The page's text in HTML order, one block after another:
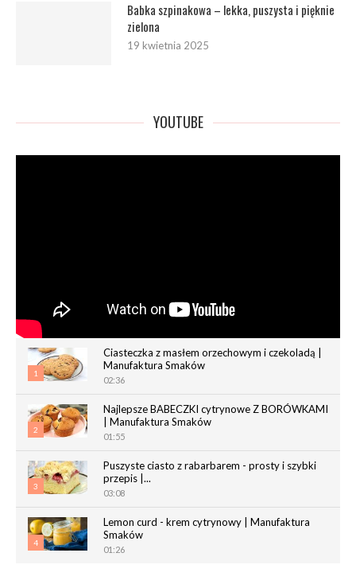
Babka szpinakowa – lekka, puszysta i pięknie
zielona
19 kwietnia 2025
YOUTUBE
1
Ciasteczka z masłem orzechowym i czekoladą |
Manufaktura Smaków
02:36
2
Najlepsze BABECZKI cytrynowe Z BORÓWKAMI
| Manufaktura Smaków
01:55
3
Puszyste ciasto z rabarbarem - prosty i szybki
przepis |...
03:08
4
Lemon curd - krem cytrynowy | Manufaktura
Smaków
01:26